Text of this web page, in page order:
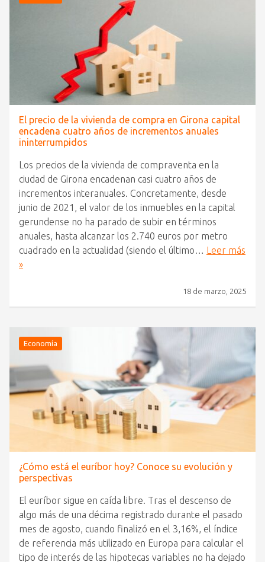
El precio de la vivienda de compra en Girona capital
encadena cuatro años de incrementos anuales
ininterrumpidos
Los precios de la vivienda de compraventa en la
ciudad de Girona encadenan casi cuatro años de
incrementos interanuales. Concretamente, desde
junio de 2021, el valor de los inmuebles en la capital
gerundense no ha parado de subir en términos
anuales, hasta alcanzar los 2.740 euros por metro
cuadrado en la actualidad (siendo el último… Leer más
»
18 de marzo, 2025
Economía
¿Cómo está el euríbor hoy? Conoce su evolución y
perspectivas
El euríbor sigue en caída libre. Tras el descenso de
algo más de una décima registrado durante el pasado
mes de agosto, cuando finalizó en el 3,16%, el índice
de referencia más utilizado en Europa para calcular el
tipo de interés de las hipotecas variables no ha dejado